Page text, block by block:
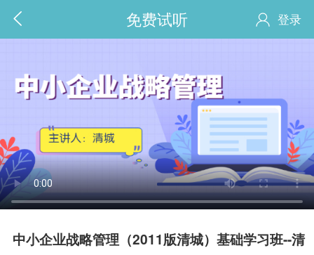
免费试听 登录
中小企业战略管理（2011版清城）基础学习班--